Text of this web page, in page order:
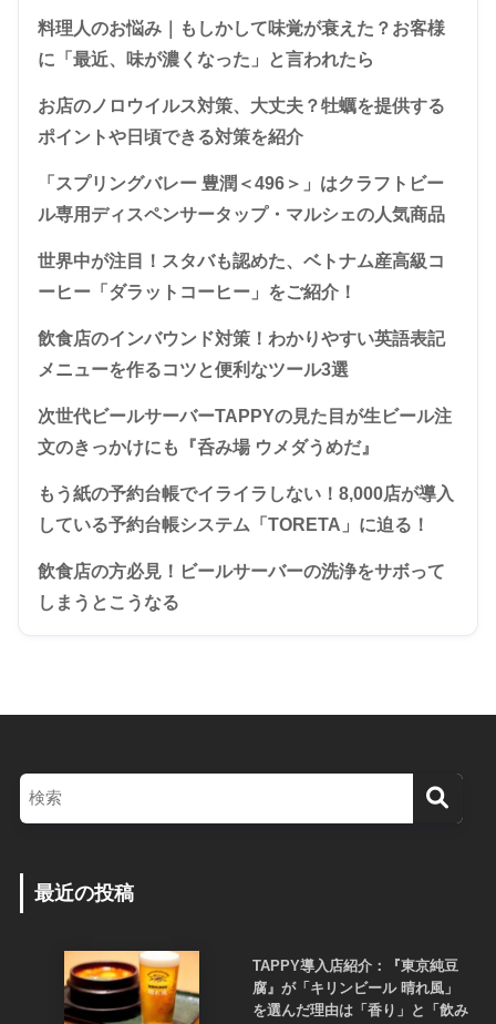
料理人のお悩み｜もしかして味覚が衰えた？お客様
に「最近、味が濃くなった」と言われたら
お店のノロウイルス対策、大丈夫？牡蠣を提供する
ポイントや日頃できる対策を紹介
「スプリングバレー 豊潤＜496＞」はクラフトビー
ル専用ディスペンサータップ・マルシェの人気商品
世界中が注目！スタバも認めた、ベトナム産高級コ
ーヒー「ダラットコーヒー」をご紹介！
飲食店のインバウンド対策！わかりやすい英語表記
メニューを作るコツと便利なツール3選
次世代ビールサーバーTAPPYの見た目が生ビール注
文のきっかけにも『呑み場 ウメダうめだ』
もう紙の予約台帳でイライラしない！8,000店が導入
している予約台帳システム「TORETA」に迫る！
飲食店の方必見！ビールサーバーの洗浄をサボって
しまうとこうなる
最近の投稿
TAPPY導入店紹介：『東京純豆
腐』が「キリンビール 晴れ風」
を選んだ理由は「香り」と「飲み